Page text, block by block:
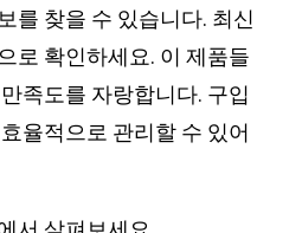
를 찾을 수 있습니다. 최신
로 확인하세요. 이 제품들
족도를 자랑합니다. 구입
율적으로 관리할 수 있어